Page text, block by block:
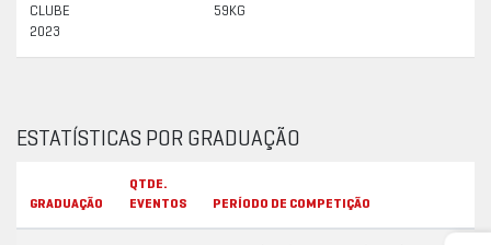
CLUBE
2023
59KG
ESTATÍSTICAS POR GRADUAÇÃO
GRADUAÇÃO
QTDE.
EVENTOS
PERÍODO DE COMPETIÇÃO